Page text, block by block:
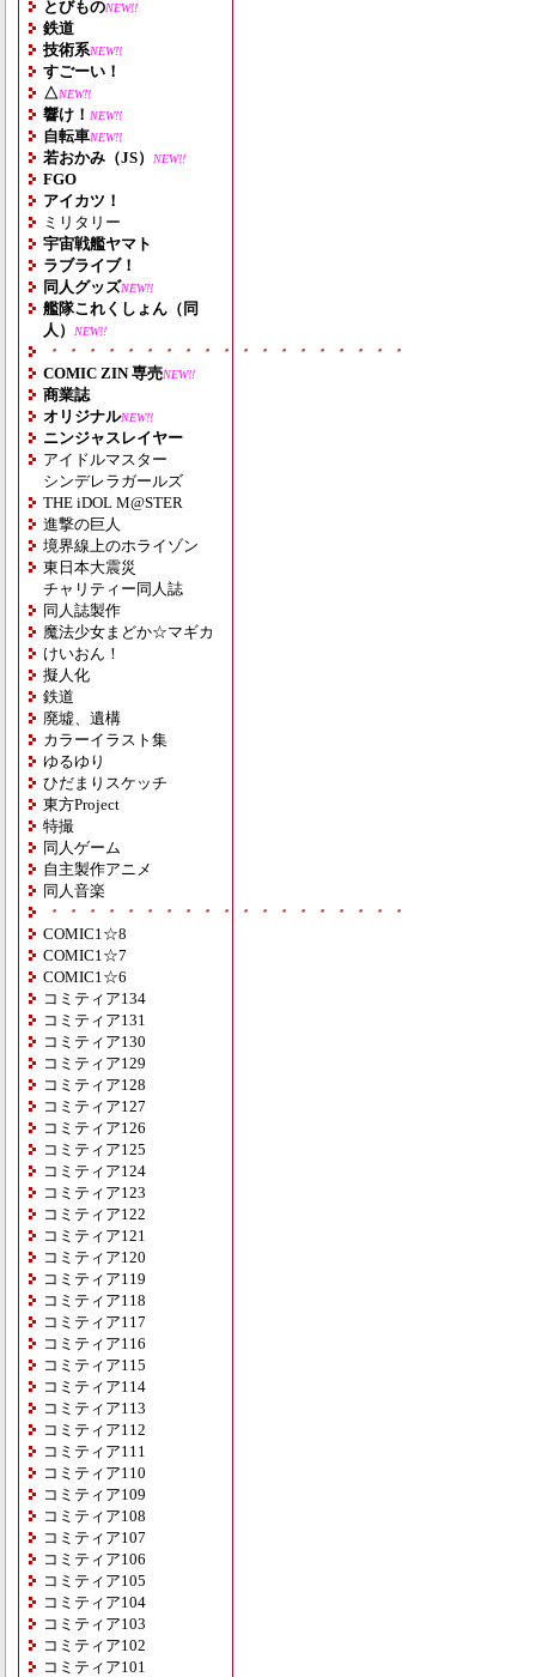
とびものNEW!!
鉄道
技術系NEW!!
すごーい！
△NEW!!
響け！ NEW!!
自転車NEW!!
若おかみ（JS） NEW!!
FGO
アイカツ！
ミリタリー
宇宙戦艦ヤマト
ラブライブ！
同人グッズNEW!!
艦隊これくしょん（同
人）
NEW!!
・・・・・・・・・・・・・・・・・・・
COMIC ZIN 専売NEW!!
商業誌
オリジナルNEW!!
ニンジャスレイヤー
アイドルマスター
シンデレラガールズ
THE iDOL M@STER
進撃の巨人
境界線上のホライゾン
東日本大震災
チャリティー同人誌
同人誌製作
魔法少女まどか☆マギカ
けいおん！
擬人化
鉄道
廃墟、遺構
カラーイラスト集
ゆるゆり
ひだまりスケッチ
東方Project
特撮
同人ゲーム
自主製作アニメ
同人音楽
・・・・・・・・・・・・・・・・・・・
COMIC1☆8
COMIC1☆7
COMIC1☆6
コミティア134
コミティア131
コミティア130
コミティア129
コミティア128
コミティア127
コミティア126
コミティア125
コミティア124
コミティア123
コミティア122
コミティア121
コミティア120
コミティア119
コミティア118
コミティア117
コミティア116
コミティア115
コミティア114
コミティア113
コミティア112
コミティア111
コミティア110
コミティア109
コミティア108
コミティア107
コミティア106
コミティア105
コミティア104
コミティア103
コミティア102
コミティア101